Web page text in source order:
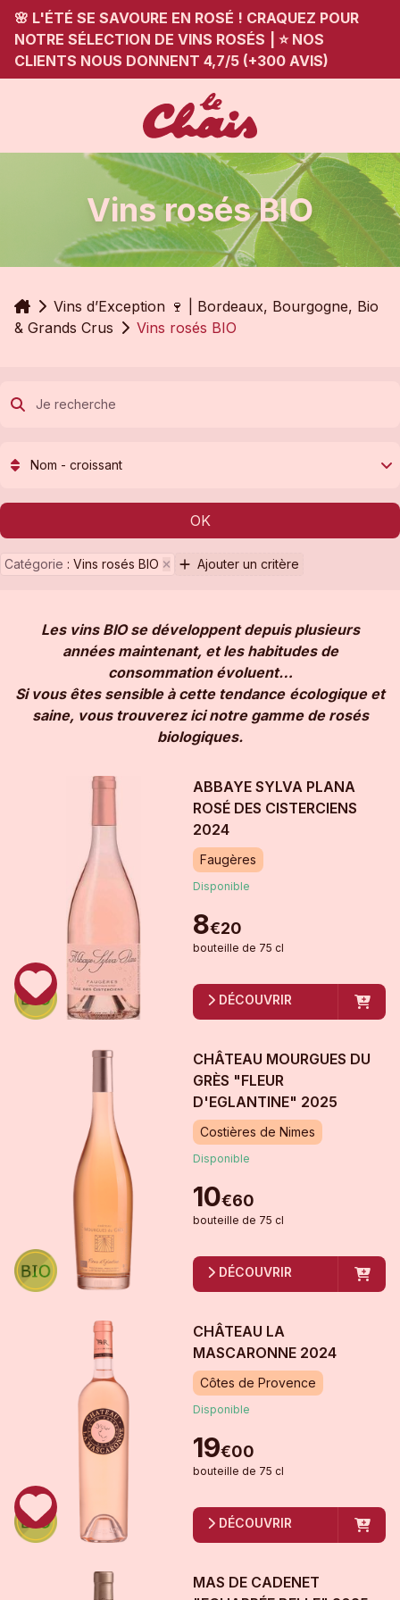
🌸 L'ÉTÉ SE SAVOURE EN ROSÉ ! CRAQUEZ POUR
NOTRE SÉLECTION DE VINS ROSÉS
⭐ NOS
CLIENTS NOUS DONNENT 4,7/5 (+300 AVIS)
Vins rosés BIO
AccueilVins d’Exception 🍷 | Bordeaux, Bourgogne, Bio
& Grands Crus
Vins rosés BIO
Nom - croissant
OK
Catégorie : Vins rosés BIO Ajouter un critère
Les vins BIO se développent depuis plusieurs
années maintenant, et les habitudes de
consommation évoluent…
Si vous êtes sensible à cette tendance écologique et
saine, vous trouverez ici notre gamme de rosés
biologiques.
ABBAYE SYLVA PLANA
ROSÉ DES CISTERCIENS
2024
Faugères
Disponible
8€20
bouteille de 75 cl
DÉCOUVRIR
CHÂTEAU MOURGUES DU
GRÈS "FLEUR
D'EGLANTINE" 2025
Costières de Nimes
Disponible
10€60
bouteille de 75 cl
DÉCOUVRIR
CHÂTEAU LA
MASCARONNE 2024
Côtes de Provence
Disponible
19€00
bouteille de 75 cl
DÉCOUVRIR
MAS DE CADENET